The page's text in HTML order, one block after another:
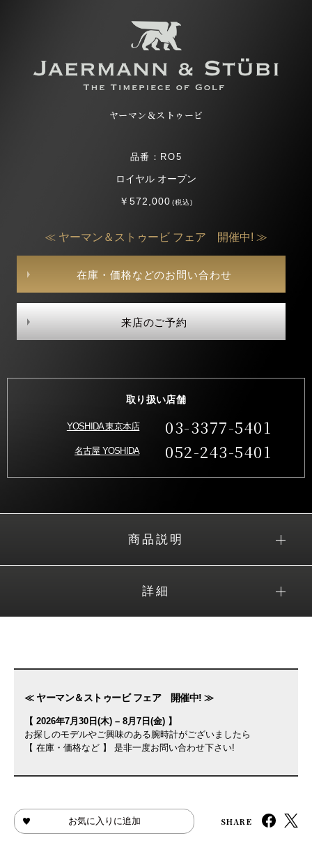
ヤーマン＆ストゥービ
品番：RO5
ロイヤル オープン
￥572,000(税込)
≪ ヤーマン＆ストゥービ フェア 開催中! ≫
在庫・価格などのお問い合わせ
来店のご予約
取り扱い店舗
YOSHIDA 東京本店 03-3377-5401
名古屋 YOSHIDA 052-243-5401
商品説明
詳細
≪ ヤーマン＆ストゥービ フェア 開催中! ≫
【 2026年7月30日(木) – 8月7日(金) 】
お探しのモデルやご興味のある腕時計がございましたら
【 在庫・価格など 】 是非一度お問い合わせ下さい!
お気に入りに追加 SHARE